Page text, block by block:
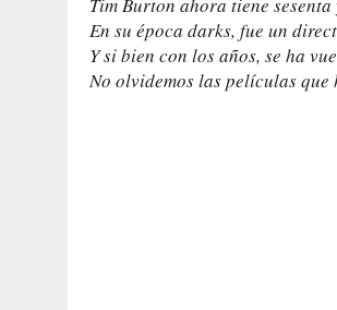
En su época darks, fue un
Y si bien con los años, se ha
No olvidemos las películas